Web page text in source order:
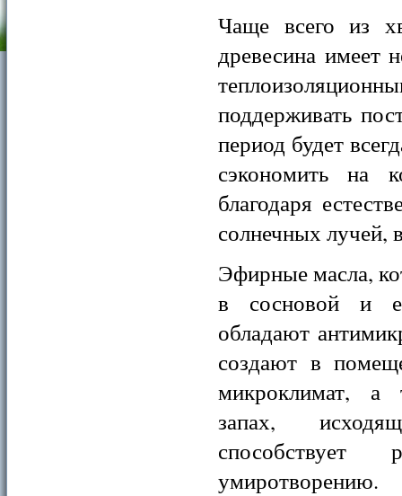
Чаще всего из
древесина имеет
поддерживать
период будет
сэкономить на
благодаря
солнечных лучей,
Эфирные масла,
в сосновой и
обладают
создают в
микроклимат, а
запах,
способствует
умиротворению.